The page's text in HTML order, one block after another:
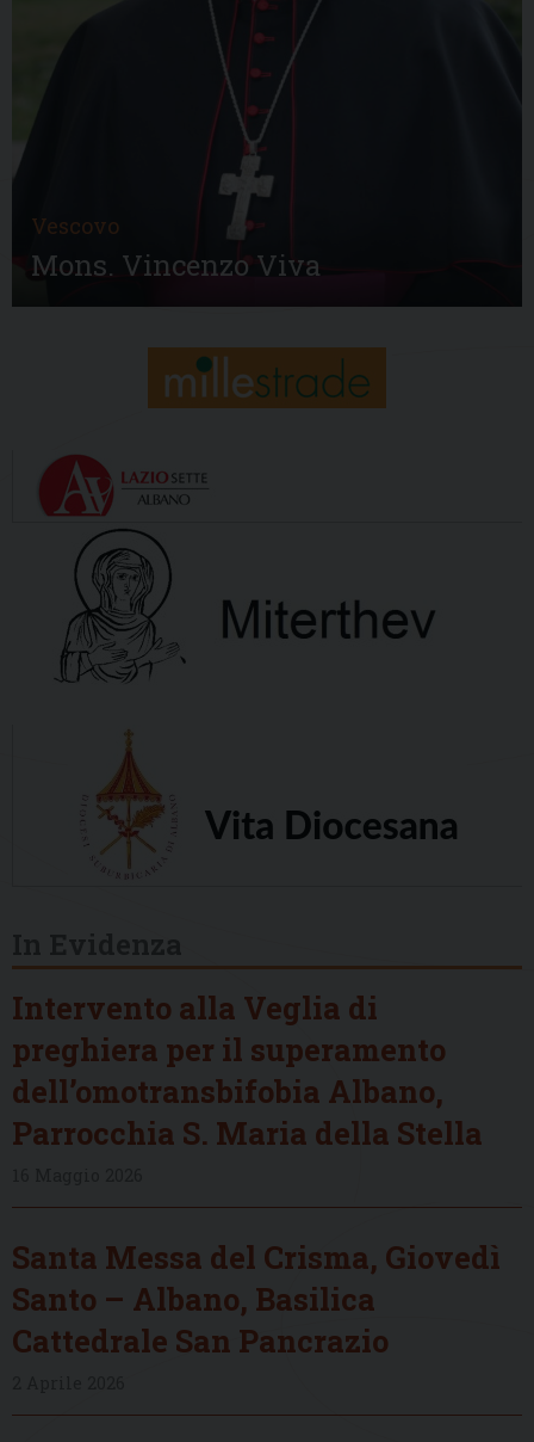
Vescovo
Mons. Vincenzo Viva
Intervento alla Veglia di
preghiera per il superamento
dell’omotransbifobia Albano,
Parrocchia S. Maria della Stella
Santa Messa del Crisma, Giovedì
Santo – Albano, Basilica
Cattedrale San Pancrazio